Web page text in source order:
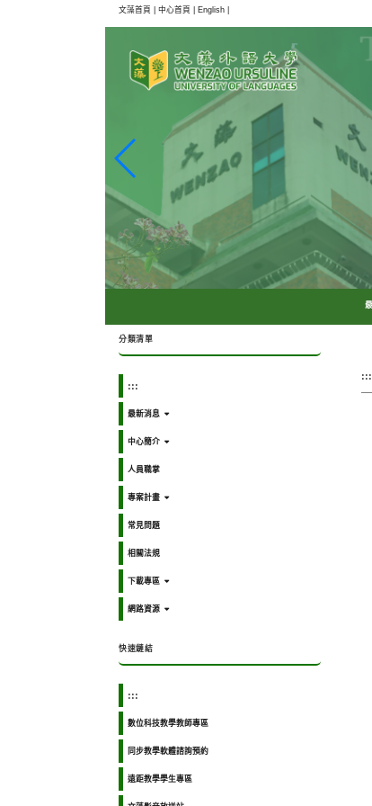
文藻首頁 | 中心首頁 | English |
分類清單
:::
最新消息
中心簡介
人員職掌
專案計畫
常見問題
相關法規
下載專區
網路資源
快速鏈結
:::
數位科技教學教師專區
同步教學軟體諮詢預約
遠距教學學生專區
:::